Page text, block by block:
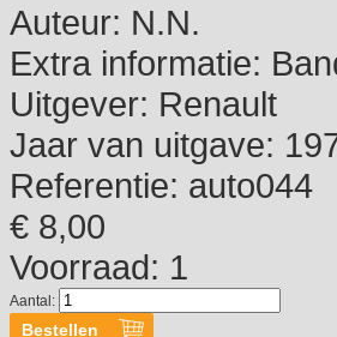
Auteur: N.N.
Extra informatie:
Uitgever: Renault
Jaar van uitgave:
Referentie: auto044
€ 8,00
Voorraad: 1
Aantal: